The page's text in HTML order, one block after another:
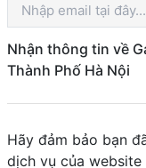
Nhận thông tin về
Thành Phố Hà Nội
Hãy đảm bảo bạn
dịch vụ của website